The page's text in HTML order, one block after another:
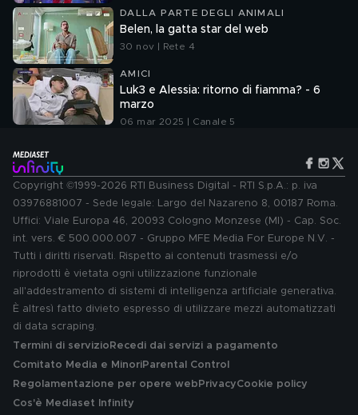
DALLA PARTE DEGLI ANIMALI
Belen, la gatta star del web
30 nov | Rete 4
AMICI
Luk3 e Alessia: ritorno di fiamma? - 6
marzo
06 mar 2025 | Canale 5
Copyright ©1999-2026 RTI Business Digital - RTI S.p.A.: p. iva
03976881007 - Sede legale: Largo del Nazareno 8, 00187 Roma.
Uffici: Viale Europa 46, 20093 Cologno Monzese (MI) - Cap. Soc.
int. vers. € 500.000.007 - Gruppo MFE Media For Europe N.V. -
Tutti i diritti riservati. Rispetto ai contenuti trasmessi e/o
riprodotti è vietata ogni utilizzazione funzionale
all'addestramento di sistemi di intelligenza artificiale generativa.
È altresì fatto divieto espresso di utilizzare mezzi automatizzati
di data scraping.
Termini di servizio Recedi dai servizi a pagamento
Comitato Media e MinoriParental Control
Regolamentazione per opere web PrivacyCookie policy
Cos'è Mediaset Infinity